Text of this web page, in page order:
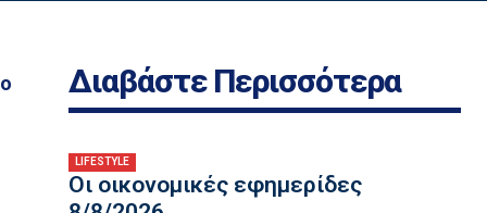
Διαβάστε Περισσότερα
LIFESTYLE
Οι οικονομικές εφημερίδες